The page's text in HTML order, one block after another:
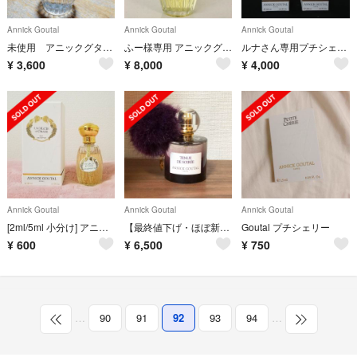
Annick Goutal
未使用 アニックグタール ヴァン ドゥ フォリ
¥ 3,600
Annick Goutal
ふー様専用 アニックグタール アンマタンドラージュ 100ml
¥ 8,000
Annick Goutal
ルナさん専用プチシェリーボディクリーム200ml ANNICK GOUTAL
¥ 4,000
Annick Goutal
[2ml/5ml 小分け] アニックグタール アン マタン ドラージュ EDP
¥ 600
Annick Goutal
【最終値下げ・ほぼ新品】アニックグダール トゥニュ オードパルファム 50ML
¥ 6,500
Annick Goutal
Goutal プチシェリー
¥ 750
… 90 91 92 93 94 …